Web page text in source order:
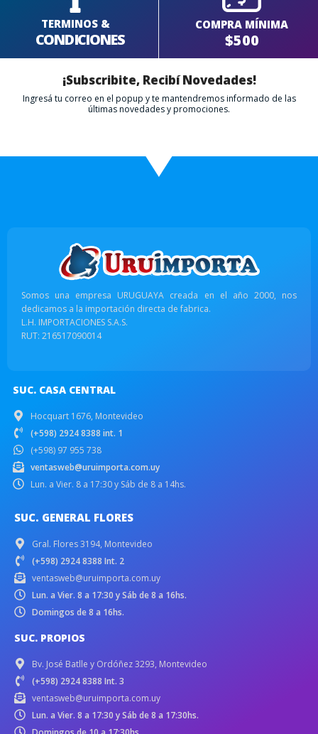
TERMINOS &
CONDICIONES
COMPRA MÍNIMA
$500
¡Subscribite, Recibí Novedades!
Ingresá tu correo en el popup y te mantendremos informado de las
últimas novedades y promociones.
Somos una empresa URUGUAYA creada en el año 2000, nos
dedicamos a la importación directa de fabrica.
L.H. IMPORTACIONES S.A.S.
RUT: 216517090014
SUC. CASA CENTRAL
Hocquart 1676, Montevideo
(+598) 2924 8388 int. 1
(+598) 97 955 738
ventasweb@uruimporta.com.uy
Lun. a Vier. 8 a 17:30 y Sáb de 8 a 14hs.
SUC. GENERAL FLORES
Gral. Flores 3194, Montevideo
(+598) 2924 8388 Int. 2
ventasweb@uruimporta.com.uy
Lun. a Vier. 8 a 17:30 y Sáb de 8 a 16hs.
Domingos de 8 a 16hs.
SUC. PROPIOS
Bv. José Batlle y Ordóñez 3293, Montevideo
(+598) 2924 8388 Int. 3
ventasweb@uruimporta.com.uy
Lun. a Vier. 8 a 17:30 y Sáb de 8 a 17:30hs.